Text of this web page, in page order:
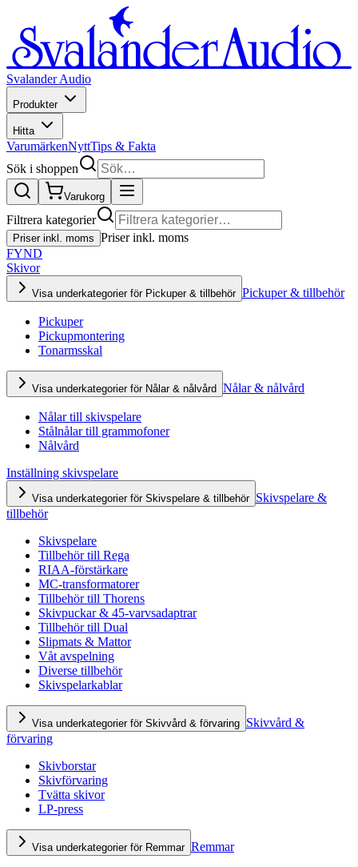
Svalander Audio
Produkter
Hitta
VarumärkenNyttTips & Fakta
Sök i shoppen
Varukorg
Filtrera kategorier
Priser inkl. moms Priser inkl. moms
FYND
Skivor
Visa underkategorier för Pickuper & tillbehör Pickuper & tillbehör
Pickuper
Pickupmontering
Tonarmsskal
Visa underkategorier för Nålar & nålvård Nålar & nålvård
Nålar till skivspelare
Stålnålar till grammofoner
Nålvård
Inställning skivspelare
Visa underkategorier för Skivspelare & tillbehör Skivspelare &
tillbehör
Skivspelare
Tillbehör till Rega
RIAA-förstärkare
MC-transformatorer
Tillbehör till Thorens
Skivpuckar & 45-varvsadaptrar
Tillbehör till Dual
Slipmats & Mattor
Våt avspelning
Diverse tillbehör
Skivspelarkablar
Visa underkategorier för Skivvård & förvaring Skivvård &
förvaring
Skivborstar
Skivförvaring
Tvätta skivor
LP-press
Visa underkategorier för Remmar Remmar